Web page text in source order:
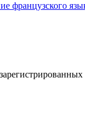
французского